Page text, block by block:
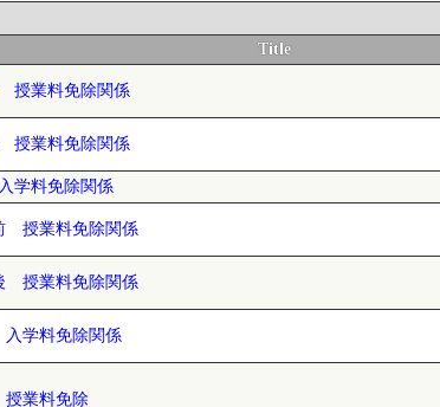
Title
授業料免除関係
授業料免除関係
学料免除関係
授業料免除関係
授業料免除関係
学料免除関係
業料免除